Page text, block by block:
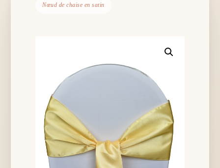
Nœud de chaise en satin